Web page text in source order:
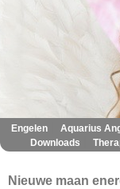
Engelen Aquarius
Downloads
Nieuwe maan